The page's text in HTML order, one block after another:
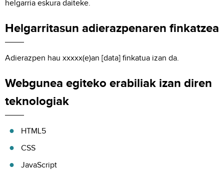
helgarria eskura daiteke.
Helgarritasun adierazpenaren finkatzea
Adierazpen hau xxxxx(e)an [data] finkatua izan da.
Webgunea egiteko erabiliak izan diren
teknologiak
HTML5
CSS
JavaScript